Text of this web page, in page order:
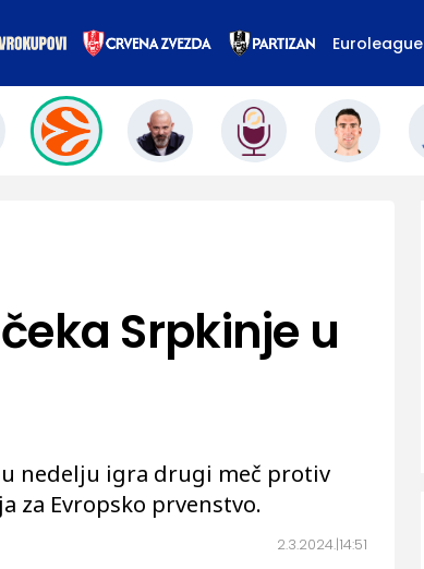
Euroleague
2.3.2024. 14:51
Srpkinje u
nedelju igra drugi meč protiv
za Evropsko prvenstvo.